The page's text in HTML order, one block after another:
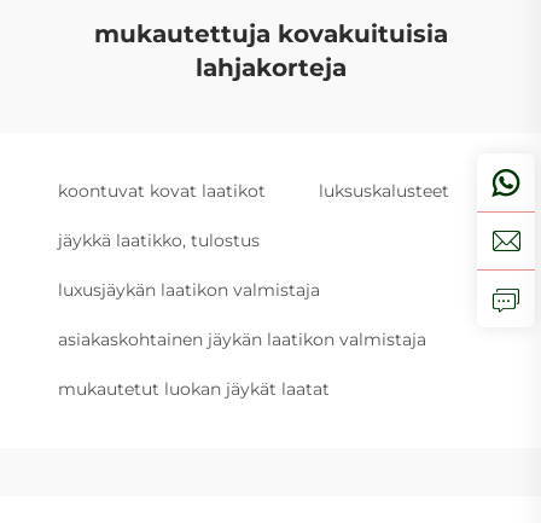
mukautettuja kovakuituisia
lahjakorteja
koontuvat kovat laatikot luksuskalusteet
jäykkä laatikko, tulostus
luxusjäykän laatikon valmistaja
asiakaskohtainen jäykän laatikon valmistaja
mukautetut luokan jäykät laatat